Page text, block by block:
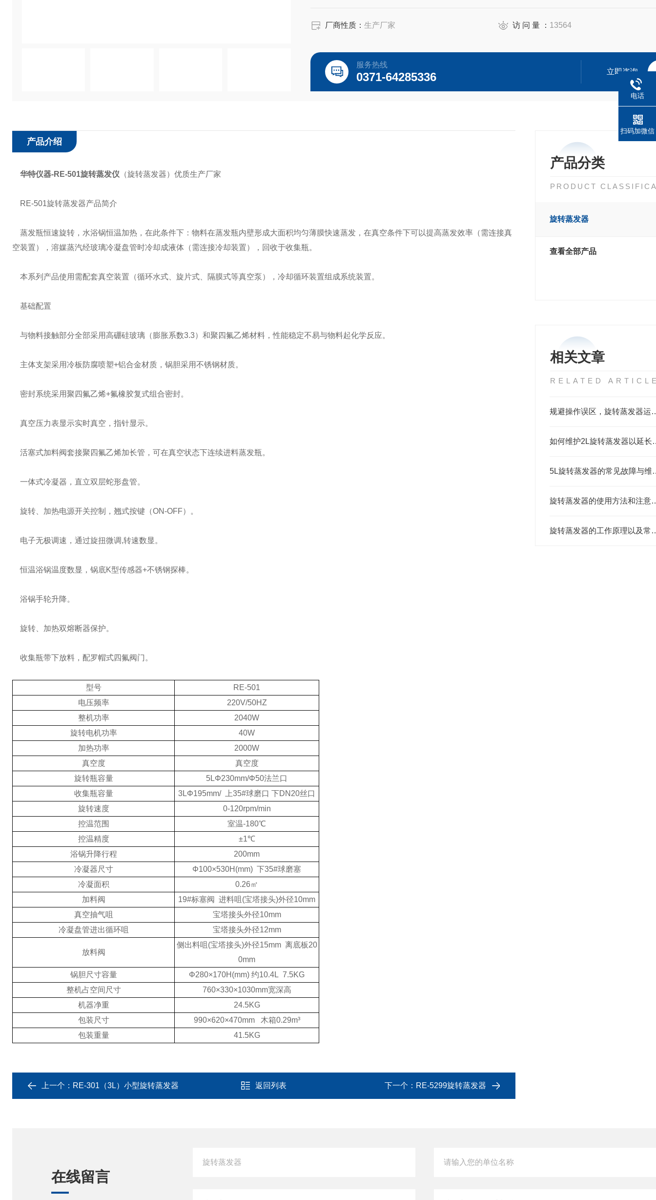
厂商性质： 生产厂家 访 问 量 ： 13564
服务热线
0371-64285336 立即咨询
产品分类
PRODUCT
旋转蒸发器
查看全部产品
相关文章
RELATED
规避操作误区，旋
如何维护
5L旋转蒸
旋转蒸发器
旋转蒸发器的工
产品介绍
华特仪器-RE-501旋转蒸发仪 （旋转蒸发器）优质生产厂家
RE-501旋转蒸发器产品简介
蒸发瓶恒速旋转，水浴锅恒温加热，在此条件下：物料在蒸发瓶内壁形成大面积均匀薄膜快速蒸发，在真空条件下可以提高蒸发效率（需连接真
空装置），溶媒蒸汽经玻璃冷凝盘管时冷却成液体（需连接冷却装置），回收于收集瓶。
本系列产品使用需配套真空装置（循环水式、旋片式、隔膜式等真空泵），冷却循环装置组成系统装置。
基础配置
与物料接触部分全部采用高硼硅玻璃（膨胀系数3.3）和聚四氟乙烯材料，性能稳定不易与物料起化学反应。
主体支架采用冷板防腐喷塑+铝合金材质，锅胆采用不锈钢材质。
密封系统采用聚四氟乙烯+氟橡胶复式组合密封。
真空压力表显示实时真空，指针显示。
活塞式加料阀套接聚四氟乙烯加长管，可在真空状态下连续进料蒸发瓶。
一体式冷凝器，直立双层蛇形盘管。
旋转、加热电源开关控制，翘式按键（ON-OFF）。
电子无极调速，通过旋扭微调,转速数显。
恒温浴锅温度数显，锅底K型传感器+不锈钢探棒。
浴锅手轮升降。
旋转、加热双熔断器保护。
收集瓶带下放料，配罗帽式四氟阀门。
型号
RE-501
电压频率
220V/50HZ
整机功率
2040W
旋转电机功率
40W
加热功率
2000W
真空度
真空度
旋转瓶容量
5LΦ230mm/Φ50法兰口
收集瓶容量
3LΦ195mm/ 上35#球磨口 下DN20丝口
旋转速度
0-120rpm/min
控温范围
室温-180℃
控温精度
±1℃
浴锅升降行程
200mm
冷凝器尺寸
Φ100×530H(mm) 下35#球磨塞
冷凝面积
0.26㎡
加料阀
19#标塞阀 进料咀 (宝塔接头)外径10mm
真空抽气咀
宝塔接头外径10mm
冷凝盘管进出循环咀
宝塔接头外径12mm
放料阀
侧出料咀(宝塔接头)外径15mm 离底板20
0mm
锅胆尺寸容量
Φ280×170H(mm) 约10.4L 7.5KG
整机占空间尺寸
760×330×1030mm宽深高
机器净重
24.5KG
包装尺寸
990×620×470mm 木箱0.29m³
包装重量
41.5KG
上一个： RE-301（3L）小型旋转蒸发器 返回列表 下一个： RE-5299旋转蒸发器
在线留言
电话
扫码加微信